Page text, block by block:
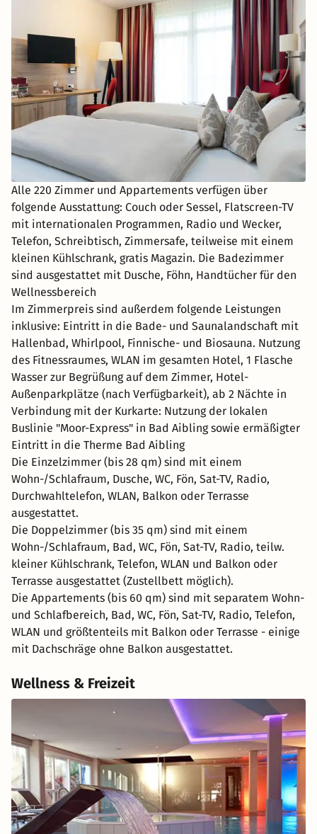
Alle 220 Zimmer und Appartements verfügen über
folgende Ausstattung: Couch oder Sessel, Flatscreen-TV
mit internationalen Programmen, Radio und Wecker,
Telefon, Schreibtisch, Zimmersafe, teilweise mit einem
kleinen Kühlschrank, gratis Magazin. Die Badezimmer
sind ausgestattet mit Dusche, Föhn, Handtücher für den
Wellnessbereich
Im Zimmerpreis sind außerdem folgende Leistungen
inklusive: Eintritt in die Bade- und Saunalandschaft mit
Hallenbad, Whirlpool, Finnische- und Biosauna. Nutzung
des Fitnessraumes, WLAN im gesamten Hotel, 1 Flasche
Wasser zur Begrüßung auf dem Zimmer, Hotel-
Außenparkplätze (nach Verfügbarkeit), ab 2 Nächte in
Verbindung mit der Kurkarte: Nutzung der lokalen
Buslinie "Moor-Express" in Bad Aibling sowie ermäßigter
Eintritt in die Therme Bad Aibling
Die Einzelzimmer (bis 28 qm) sind mit einem
Wohn-/Schlafraum, Dusche, WC, Fön, Sat-TV, Radio,
Durchwahltelefon, WLAN, Balkon oder Terrasse
ausgestattet.
Die Doppelzimmer (bis 35 qm) sind mit einem
Wohn-/Schlafraum, Bad, WC, Fön, Sat-TV, Radio, teilw.
kleiner Kühlschrank, Telefon, WLAN und Balkon oder
Terrasse ausgestattet (Zustellbett möglich).
Die Appartements (bis 60 qm) sind mit separatem Wohn-
und Schlafbereich, Bad, WC, Fön, Sat-TV, Radio, Telefon,
WLAN und größtenteils mit Balkon oder Terrasse - einige
mit Dachschräge ohne Balkon ausgestattet.
Wellness & Freizeit